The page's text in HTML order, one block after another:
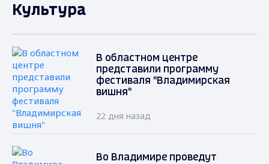
Культура
В областном центре
представили программу
фестиваля "Владимирская
вишня"
22 дня назад
Во Владимире проведут